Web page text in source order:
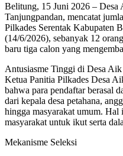
Belitung, 15 Juni 2026 – Desa
Tanjungpandan, mencatat
Pilkades Serentak Kabupaten
(14/6/2026), sebanyak 12
baru tiga calon yang
Antusiasme Tinggi di Desa Aik
Ketua Panitia Pilkades Desa
bahwa para pendaftar berasal
dari kepala desa petahana,
hingga masyarakat umum.
masyarakat untuk ikut serta
Mekanisme Seleksi